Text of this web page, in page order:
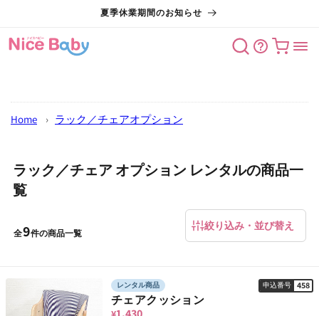
夏季休業期間のお知らせ
カート
Home › ラック／チェアオプション
ラック／チェア オプション レンタルの商品一
覧
全9件の商品一覧
絞り込み・並び替え
レンタル商品 申込番号 458
チェアクッション